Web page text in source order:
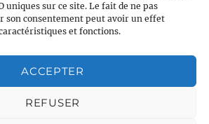
uniques sur ce site. Le fait de ne pas
son consentement peut avoir un effet
et fonctions.
ACCEPTER
REFUSER
en Liberté
63 rue Beaubourg 75003 Paris